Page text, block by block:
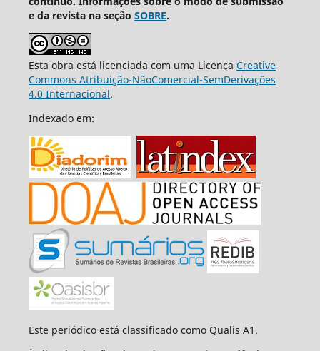
e da revista na seção SOBRE.
Esta obra está licenciada com uma Licença Creative
Commons Atribuição-NãoComercial-SemDerivações
4.0 Internacional.
Indexado em:
Este periódico está classificado como Qualis A1.